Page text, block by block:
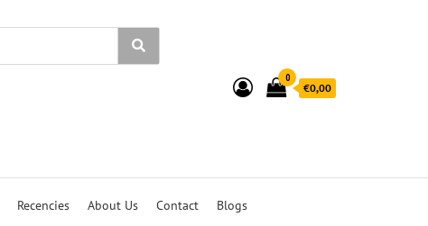
0
€0,00
Recencies About Us Contact Blogs